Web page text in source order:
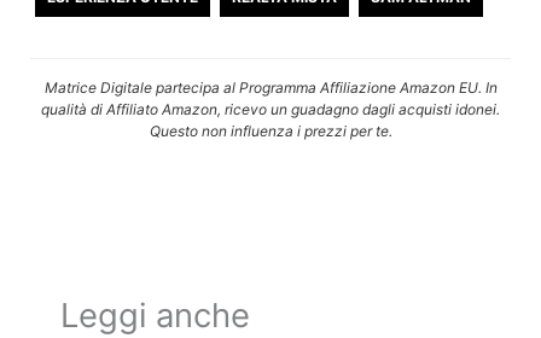
Matrice Digitale partecipa al Programma Affiliazione Amazon EU. In
qualità di Affiliato Amazon, ricevo un guadagno dagli acquisti idonei.
Questo non influenza i prezzi per te.
Leggi anche